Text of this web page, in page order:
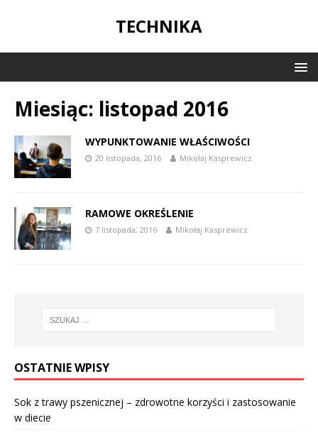
TECHNIKA
Miesiąc: listopad 2016
WYPUNKTOWANIE WŁAŚCIWOŚCI
20 listopada, 2016 Mikołaj Kasprewicz
RAMOWE OKREŚLENIE
7 listopada, 2016 Mikołaj Kasprewicz
OSTATNIE WPISY
Sok z trawy pszenicznej – zdrowotne korzyści i zastosowanie
w diecie